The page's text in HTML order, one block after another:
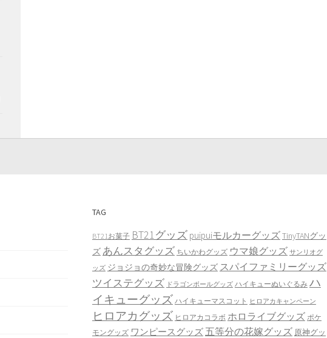
TAG
BT21お菓子 BT21グッズ puipuiモルカーグッズTinyTANグッ
ズ あんスタグッズ ちいかわグッズ ウマ娘グッズ サンリオグ
ッズ ジョジョの奇妙な冒険グッズ スパイファミリーグッズ
ツイステグッズ ドラゴンボールグッズ ハイキューぬいぐるみ ハ
イキューグッズ ハイキューマスコット ヒロアカキャンペーン
ヒロアカグッズ ヒロアカコラボ ホロライブグッズ ポケ
モングッズ ワンピースグッズ 五等分の花嫁グッズ 原神グッ